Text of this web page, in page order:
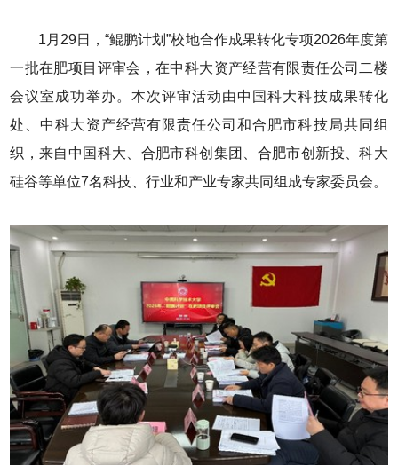
1月29日，“鲲鹏计划”校地合作成果转化专项2026年度第
一批在肥项目评审会，在中科大资产经营有限责任公司二楼
会议室成功举办。本次评审活动由中国科大科技成果转化
处、中科大资产经营有限责任公司和合肥市科技局共同组
织，来自中国科大、合肥市科创集团、合肥市创新投、科大
硅谷等单位7名科技、行业和产业专家共同组成专家委员会。